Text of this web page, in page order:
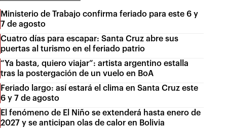
Ministerio de Trabajo confirma feriado para este 6 y
7 de agosto
Cuatro días para escapar: Santa Cruz abre sus
puertas al turismo en el feriado patrio
“Ya basta, quiero viajar”: artista argentino estalla
tras la postergación de un vuelo en BoA
Feriado largo: así estará el clima en Santa Cruz este
6 y 7 de agosto
El fenómeno de El Niño se extenderá hasta enero de
2027 y se anticipan olas de calor en Bolivia